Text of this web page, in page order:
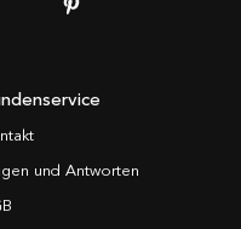
und Antworten